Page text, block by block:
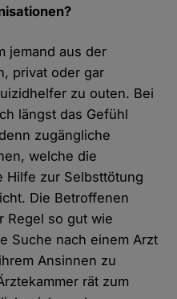
jemand aus der
privat oder gar
zu outen. Bei
längst das Gefühl
zugängliche
welche die
Hilfe zur Selbsttötung
Die Betroffenen
Regel so gut wie
Suche nach einem Arzt
Ansinnen zu
rät zum